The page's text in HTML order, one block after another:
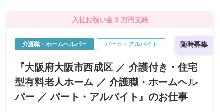
入社お祝い金 3 万円支給
随時募集
介護職・ホームヘルパー パート・アルバイト
『大阪府大阪市西成区 ／ 介護付き・住宅
型有料老人ホーム ／ 介護職・ホームヘル
パー ／ パート・アルバイト』のお仕事